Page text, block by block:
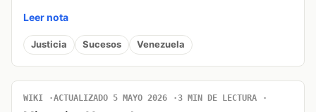
Leer nota
Justicia Sucesos Venezuela
WIKI ACTUALIZADO 5 MAYO 2026 3 MIN DE LECTURA